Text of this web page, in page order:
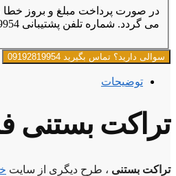
در صورت پرداخت مبلغ و بروز خطا
می گردد. شماره تلفن پشتیبانی 09192819954
سوالی دارید؟ تماس بگیرید 09192819954
توضیحات
تراکت بستنی
تراکت بستنی ، طرح دیگری از سایت